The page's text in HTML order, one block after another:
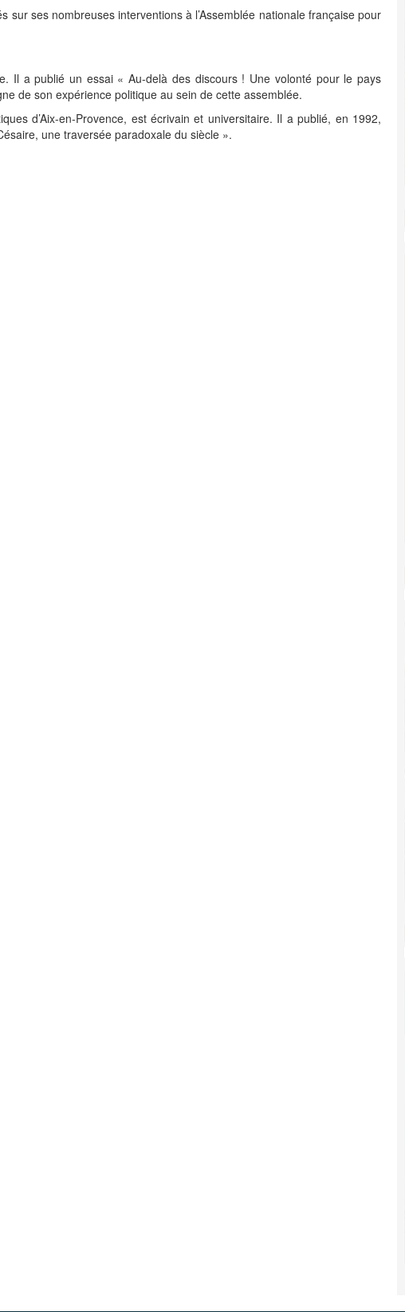
sur ses nombreuses interventions à l’Assemblée nationale française pour
Il a publié un essai « Au-delà des discours ! Une volonté pour le pays
de son expérience politique au sein de cette assemblée.
d’Aix-en-Provence, est écrivain et universitaire. Il a publié, en 1992,
une traversée paradoxale du siècle ».